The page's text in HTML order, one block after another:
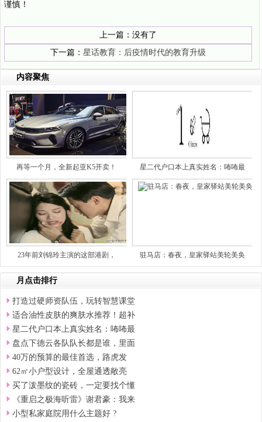
谨慎！
上一篇：没有了
下一篇： 星话教育：后疫情时代的教育升级
内容聚焦
再等一个月，全新起亚K5开卖！ 星二代户口本上真实姓名：咘咘最
23年前刘锦玲主演的这部港剧， 驻马店：春夜，皇家驿站美轮美奂
月点击排行
打造过硬师资队伍，玩转智慧课堂
适合油性皮肤的爽肤水推荐！超补
星二代户口本上真实姓名：咘咘最
盘点下德云各队队长都是谁，里面
40万的预算的最佳首选，路虎发
62㎡小户型设计，全屋通透敞亮
买了泼墨纹的瓷砖，一定要找个懂
《重启之极海听雷》谢君豪：我来
小型私家庭院用什么主题好 ?